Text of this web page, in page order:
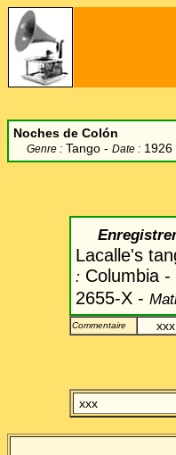
Noches de Colón
Genre : Tango - Date : 1926
Lacalle's
: Columbia -
2655-X -
Commentaire xxx.
xxx